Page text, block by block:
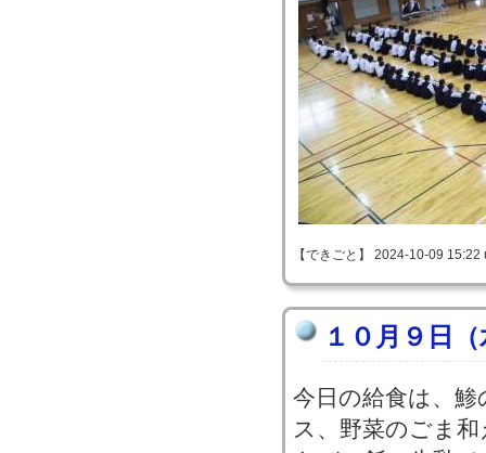
【できごと】 2024-10-09
１０月９日
今日の給食は、
ス、野菜のごま